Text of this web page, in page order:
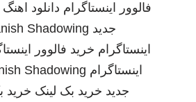
فالوور اینستاگرام دانلود
جدید Shadowing
اینستاگرام خرید فالوور
اینستاگرام Shadowing
جدید خرید بک لینک خرید